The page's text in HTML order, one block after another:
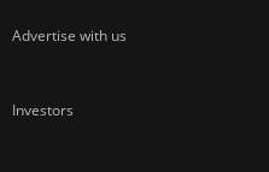
Advertise with us
Investors